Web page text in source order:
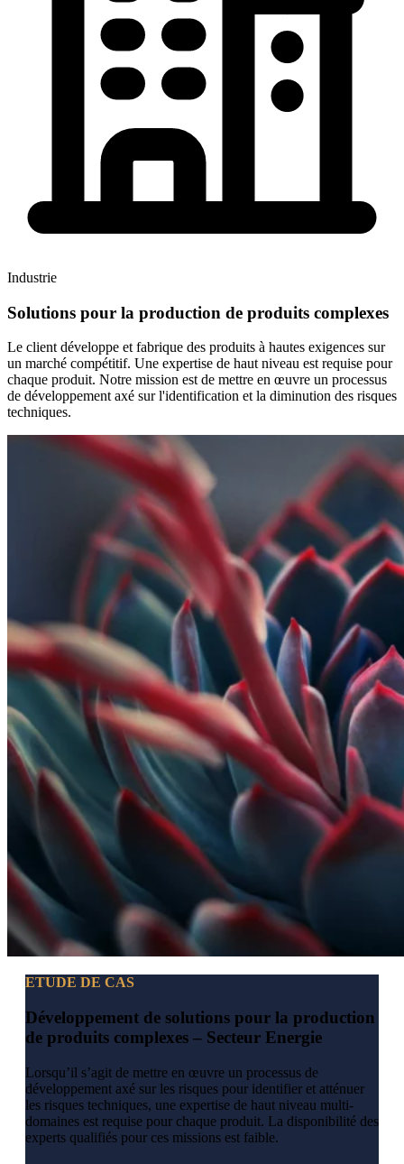
Industrie
Solutions pour la production de produits complexes
Le client développe et fabrique des produits à hautes exigences sur
un marché compétitif. Une expertise de haut niveau est requise pour
chaque produit. Notre mission est de mettre en œuvre un processus
de développement axé sur l'identification et la diminution des risques
techniques.
ETUDE DE CAS
Développement de solutions pour la production
de produits complexes – Secteur Energie
Lorsqu’il s’agit de mettre en œuvre un processus de
développement axé sur les risques pour identifier et atténuer
les risques techniques, une expertise de haut niveau multi-
domaines est requise pour chaque produit. La disponibilité des
experts qualifiés pour ces missions est faible.